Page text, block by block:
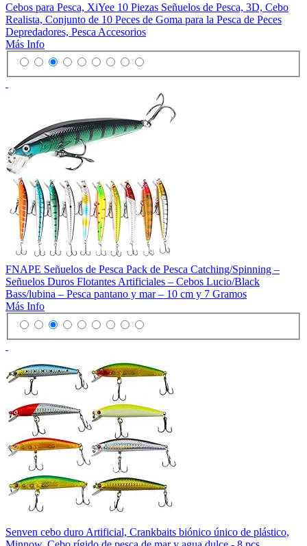
Cebos para Pesca, XiYee 10 Piezas Señuelos de Pesca, 3D, Cebo
Realista, Conjunto de 10 Peces de Goma para la Pesca de Peces
Depredadores, Pesca Accesorios
Más Info
FNAPE Señuelos de Pesca Pack de Pesca Catching/Spinning –
Señuelos Duros Flotantes Artificiales – Cebos Lucio/Black
Bass/lubina – Pesca pantano y mar – 10 cm y 7 Gramos
Más Info
Senven cebo duro Artificial, Crankbaits biónico único de plástico,